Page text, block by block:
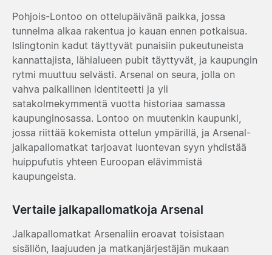
Pohjois-Lontoo on ottelupäivänä paikka, jossa
tunnelma alkaa rakentua jo kauan ennen potkaisua.
Islingtonin kadut täyttyvät punaisiin pukeutuneista
kannattajista, lähialueen pubit täyttyvät, ja kaupungin
rytmi muuttuu selvästi. Arsenal on seura, jolla on
vahva paikallinen identiteetti ja yli
satakolmekymmentä vuotta historiaa samassa
kaupunginosassa. Lontoo on muutenkin kaupunki,
jossa riittää kokemista ottelun ympärillä, ja Arsenal-
jalkapallomatkat tarjoavat luontevan syyn yhdistää
huippufutis yhteen Euroopan elävimmistä
kaupungeista.
Vertaile jalkapallomatkoja Arsenal
Jalkapallomatkat Arsenaliin eroavat toisistaan
sisällön, laajuuden ja matkanjärjestäjän mukaan